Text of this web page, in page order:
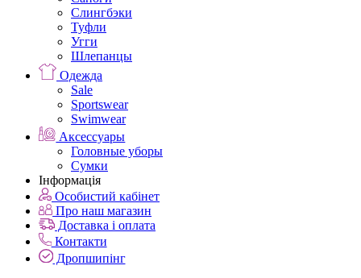
Слингбэки
Туфли
Угги
Шлепанцы
Одежда
Sale
Sportswear
Swimwear
Аксессуары
Головные уборы
Сумки
Інформація
Особистий кабінет
Про наш магазин
Доставка і оплата
Контакти
Дропшипінг